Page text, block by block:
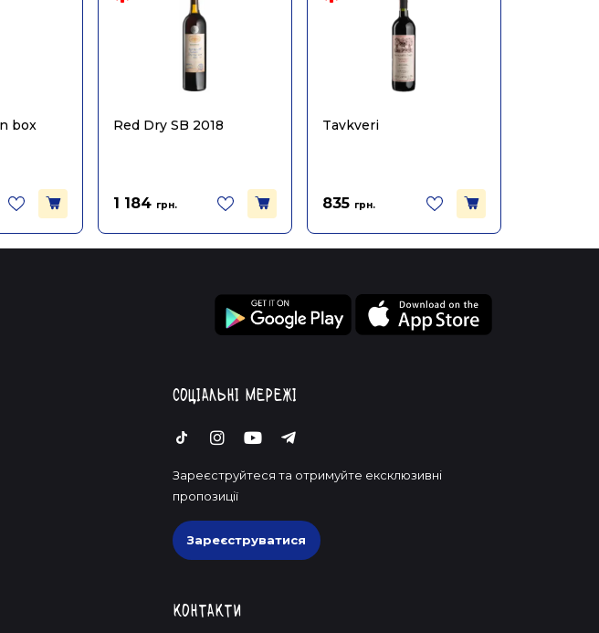
box Red Dry SB 2018
1 184 грн.
Tavkveri
835 грн.
Соціальні мережі
Зареєструйтеся та отримуйте ексклюзивні
пропозиції
Зареєструватися
Контакти